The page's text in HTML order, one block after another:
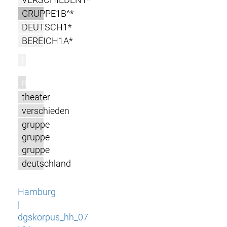
GRUPPE1B^*
DEUTSCH1*
BEREICH1A*
m
theater
verschieden
gruppe
gruppe
gruppe
deutschland
Hamburg
|
dgskorpus_hh_07